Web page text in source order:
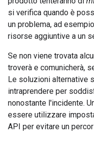
si verifica quando è
un problema, ad
risorse aggiuntive a un
Se non viene trovata
troverà e comunicherà,
Le soluzioni alternative
intraprendere per
nonostante l'incidente.
essere utilizzare
API per evitare un